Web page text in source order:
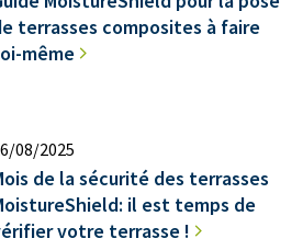
terrasses composites à faire
même
08/2025
de la sécurité des terrasses
il est temps de
votre terrasse !